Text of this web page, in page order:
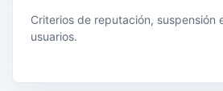
Criterios de reputación, suspensión
usuarios.